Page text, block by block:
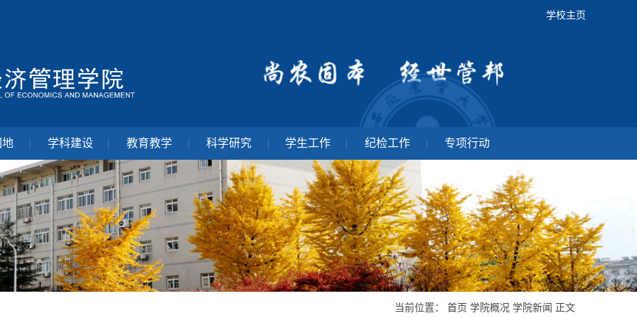
学校主页
地 学科建设 教育教学 科学研究 学生工作 纪检工作 专项行动
当前位置： 首页 学院概况 学院新闻 正文